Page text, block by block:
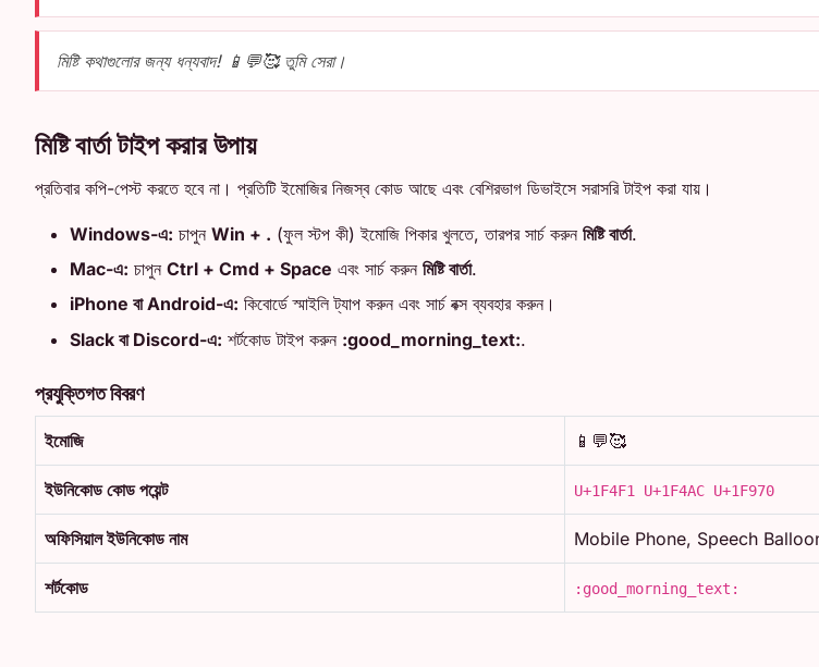
মিষ্টি কথাগুলোর জন্য ধন্যবাদ! 📱💬🥰 তুমি সেরা।
মিষ্টি বার্তা টাইপ করার উপায়
প্রতিবার কপি-পেস্ট করতে হবে না। প্রতিটি ইমোজির নিজস্ব কোড আছে এবং বেশিরভাগ ডিভাইসে সরাসরি টাইপ করা যায়।
Windows-এ: চাপুন Win + . (ফুল স্টপ কী) ইমোজি পিকার খুলতে, তারপর সার্চ করুন মিষ্টি বার্তা.
Mac-এ: চাপুন Ctrl + Cmd + Space এবং সার্চ করুন মিষ্টি বার্তা.
iPhone বা Android-এ: কিবোর্ডে স্মাইলি ট্যাপ করুন এবং সার্চ বক্স ব্যবহার করুন।
Slack বা Discord-এ: শর্টকোড টাইপ করুন :good_morning_text:.
প্রযুক্তিগত বিবরণ
ইমোজি 📱💬🥰
ইউনিকোড কোড পয়েন্ট U+1F4F1 U+1F4AC U+1F970
অফিসিয়াল ইউনিকোড নাম Mobile Phone, Speech
শর্টকোড :good_morning_text: